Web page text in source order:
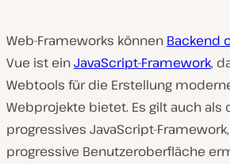
Web-Frameworks können Backend
Vue ist einJavaScript-Framework,
Webtools für die Erstellung
Webprojekte bietet. Es gilt auch
progressives JavaScript-
progressive Benutzeroberfläche